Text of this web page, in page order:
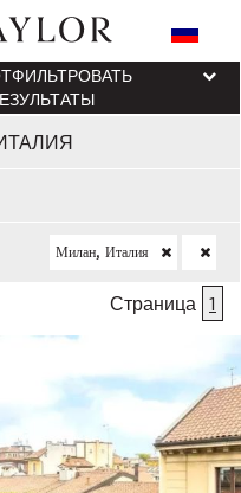
Милан, Италия
Страница 1